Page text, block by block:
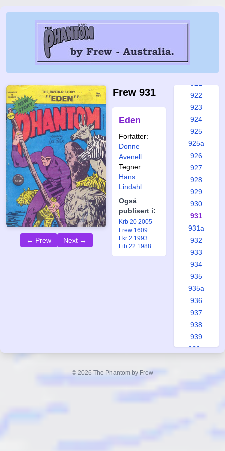
← Prew Next →
Frew 931
Eden
Forfatter:
Donne
Avenell
Tegner:
Hans
Lindahl
Også
publisert i:
Krb 20 2005
Frew 1609
Fkr 2 1993
Ftb 22 1988
916
922
923
924
925
925a
926
927
928
929
930
931
931a
932
933
934
935
935a
936
937
938
939
939a
© 2026 The Phantom by Frew